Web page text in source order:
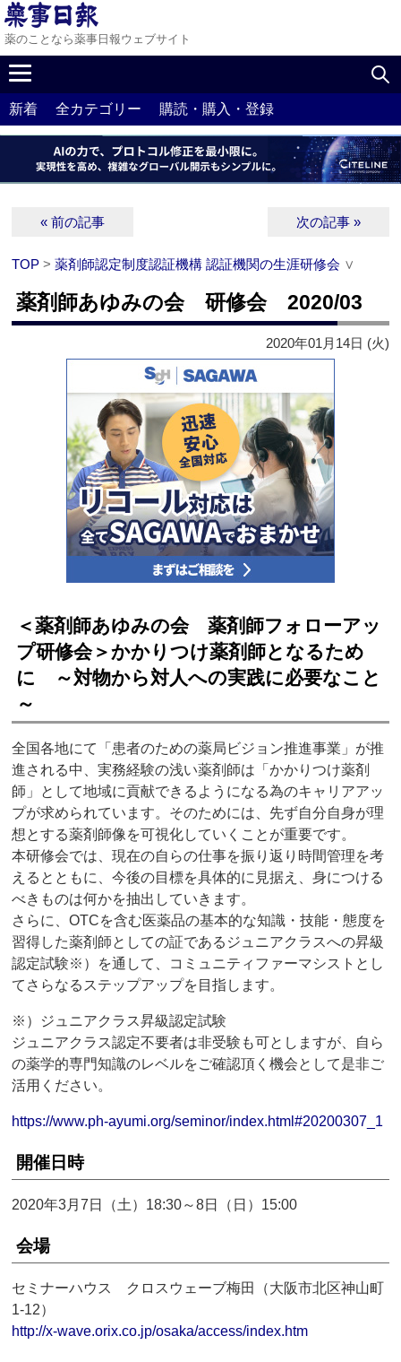
薬のことなら薬事日報ウェブサイト
新着 全カテゴリー 購読・購入・登録
« 前の記事 次の記事 »
TOP >薬剤師認定制度認証機構 認証機関の生涯研修会 ∨
薬剤師あゆみの会 研修会 2020/03
2020年01月14日 (火)
＜薬剤師あゆみの会 薬剤師フォローアッ
プ研修会＞かかりつけ薬剤師となるため
に ～対物から対人への実践に必要なこと
～
全国各地にて「患者のための薬局ビジョン推進事業」が推
進される中、実務経験の浅い薬剤師は「かかりつけ薬剤
師」として地域に貢献できるようになる為のキャリアアッ
プが求められています。そのためには、先ず自分自身が理
想とする薬剤師像を可視化していくことが重要です。
本研修会では、現在の自らの仕事を振り返り時間管理を考
えるとともに、今後の目標を具体的に見据え、身につける
べきものは何かを抽出していきます。
さらに、OTCを含む医薬品の基本的な知識・技能・態度を
習得した薬剤師としての証であるジュニアクラスへの昇級
認定試験※）を通して、コミュニティファーマシストとし
てさらなるステップアップを目指します。
※）ジュニアクラス昇級認定試験
ジュニアクラス認定不要者は非受験も可としますが、自ら
の薬学的専門知識のレベルをご確認頂く機会として是非ご
活用ください。
https://www.ph-ayumi.org/seminor/index.html#20200307_1
開催日時
2020年3月7日（土）18:30～8日（日）15:00
会場
セミナーハウス クロスウェーブ梅田（大阪市北区神山町
1-12）
http://x-wave.orix.co.jp/osaka/access/index.htm